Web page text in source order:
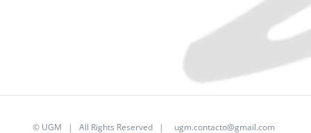
© UGM | All Rights Reserved | ugm.contacto@gmail.com